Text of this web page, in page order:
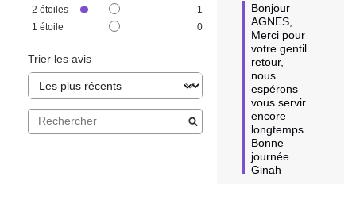
2 étoiles
1
1 étoile 0
Trier les avis
Bonjour
AGNES,
Merci pour
votre gentil
retour,
nous
espérons
vous servir
encore
longtemps.
Bonne
journée.
Ginah